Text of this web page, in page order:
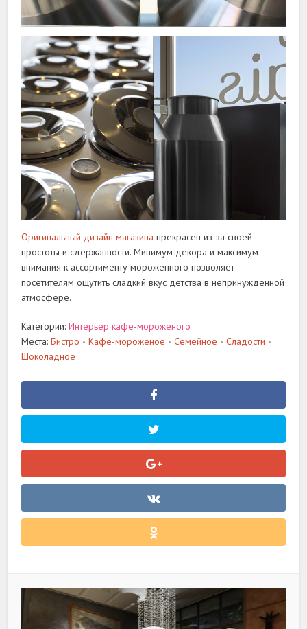
Оригинальный дизайн магазина прекрасен из-за своей
простоты и сдержанности. Минимум декора и максимум
внимания к ассортименту мороженного позволяет
посетителям ощутить сладкий вкус детства в непринуждённой
атмосфере.
Категории:Интерьер кафе-мороженого
Места:Бистро • Кафе-мороженое • Семейное • Сладости •
Шоколадное